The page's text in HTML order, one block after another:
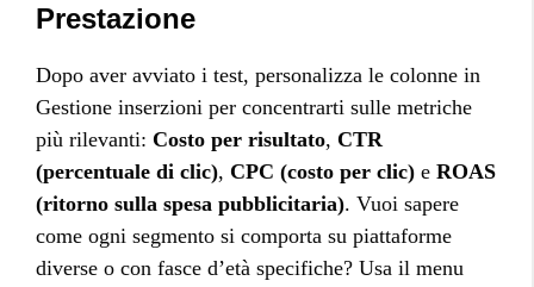
Prestazione
Dopo aver avviato i test, personalizza le colonne in
Gestione inserzioni per concentrarti sulle metriche
più rilevanti: Costo per risultato, CTR
(percentuale di clic), CPC (costo per clic) e ROAS
(ritorno sulla spesa pubblicitaria). Vuoi sapere
come ogni segmento si comporta su piattaforme
diverse o con fasce d’età specifiche? Usa il menu